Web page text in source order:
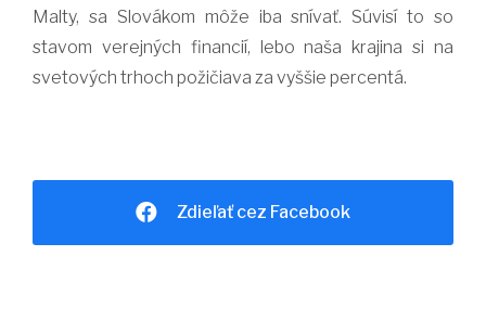
Malty, sa Slovákom môže iba snívať. Súvisí to so
stavom verejných financií, lebo naša krajina si na
svetových trhoch požičiava za vyššie percentá.
Zdieľať cez Facebook